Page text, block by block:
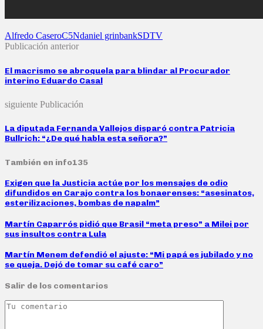
Alfredo CaseroC5Ndaniel grinbankSDTV
Publicación anterior
El macrismo se abroquela para blindar al Procurador
interino Eduardo Casal
siguiente Publicación
La diputada Fernanda Vallejos disparó contra Patricia
Bullrich: “¿De qué habla esta señora?”
También en info135
Exigen que la Justicia actúe por los mensajes de odio
difundidos en Carajo contra los bonaerenses: “asesinatos,
esterilizaciones, bombas de napalm”
Martín Caparrós pidió que Brasil “meta preso” a Milei por
sus insultos contra Lula
Martín Menem defendió el ajuste: “Mi papá es jubilado y no
se queja. Dejó de tomar su café caro”
Salir de los comentarios